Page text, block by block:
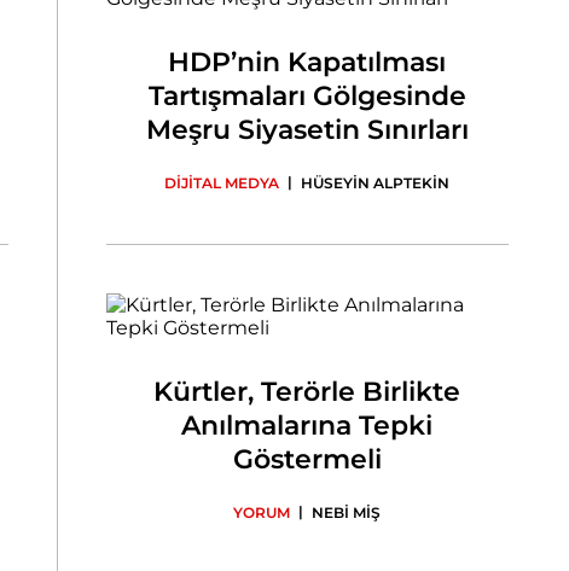
HDP’nin Kapatılması
Tartışmaları Gölgesinde
Meşru Siyasetin Sınırları
DİJİTAL MEDYA | HÜSEYİN ALPTEKİN
Kürtler, Terörle Birlikte
Anılmalarına Tepki
Göstermeli
YORUM | NEBİ MİŞ